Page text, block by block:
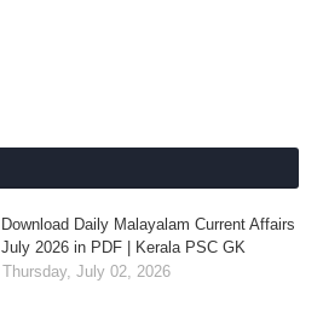
Download Daily Malayalam Current Affairs
July 2026 in PDF | Kerala PSC GK
Thursday, July 02, 2026